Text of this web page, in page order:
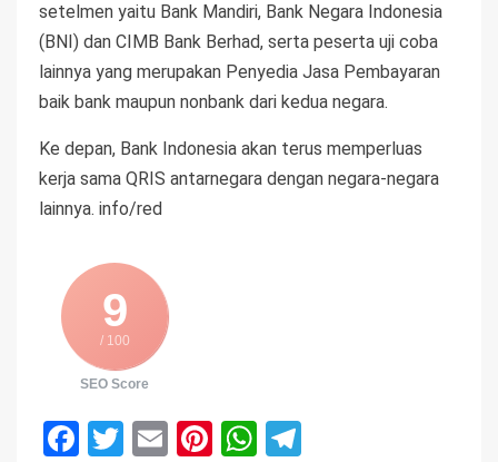
setelmen yaitu Bank Mandiri, Bank Negara Indonesia
(BNI) dan CIMB Bank Berhad, serta peserta uji coba
lainnya yang merupakan Penyedia Jasa Pembayaran
baik bank maupun nonbank dari kedua negara.
Ke depan, Bank Indonesia akan terus memperluas
kerja sama QRIS antarnegara dengan negara-negara
lainnya. info/red
9
/ 100
SEO Score
Facebook
Twitter
EmailPinterest
WhatsApp